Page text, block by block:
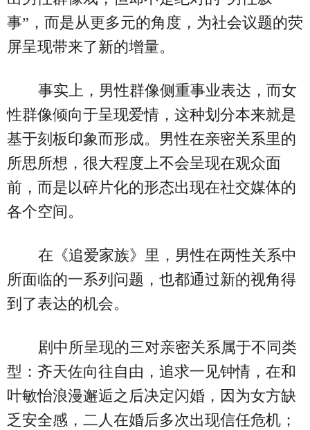
事”，而是从更多元的角度，为社会议题的荧
屏呈现带来了新的增量。
事实上，男性群像侧重事业表达，而女
性群像倾向于呈现爱情，这种划分本来就是
基于刻板印象而形成。男性在亲密关系里的
所思所想，很大程度上不会呈现在观众面
前，而是以碎片化的形态出现在社交媒体的
各个空间。
在《追爱家族》里，男性在两性关系中
所面临的一系列问题，也都通过新的视角得
到了表达的机会。
剧中所呈现的三对亲密关系属于不同类
型：齐天佐向往自由，追求一见钟情，在和
叶敏怡浪漫邂逅之后决定闪婚，因为女方缺
乏安全感，二人在婚后多次出现信任危机；